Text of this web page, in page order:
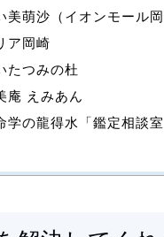
美萌沙（イオンモール岡
ア岡崎
たつみの杜
庵 えみあん
学の龍得水「鑑定相談室